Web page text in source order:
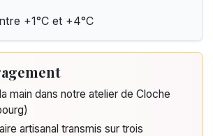
+1°C et +4°C
main dans notre atelier de Cloche
artisanal transmis sur trois